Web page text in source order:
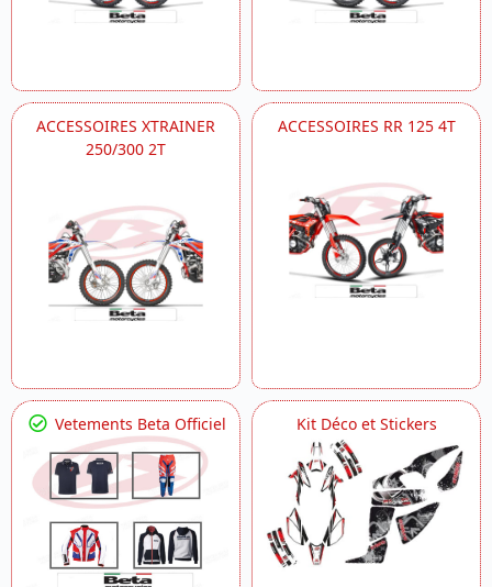
ACCESSOIRES XTRAINER
250/300 2T
ACCESSOIRES RR 125 4T
Vetements Beta Officiel Kit Déco et Stickers